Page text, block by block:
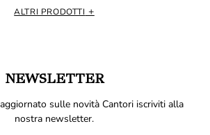
ALTRI PRODOTTI
NEWSLETTER
sulle novità Cantori iscriviti alla
nostra newsletter.